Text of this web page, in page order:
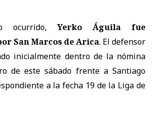
ocurrido,Yerko Águila fue
San Marcos de Arica. El defensor
inicialmente dentro de la nómina
de este sábado frente a Santiago
a la fecha 19 de la Liga de